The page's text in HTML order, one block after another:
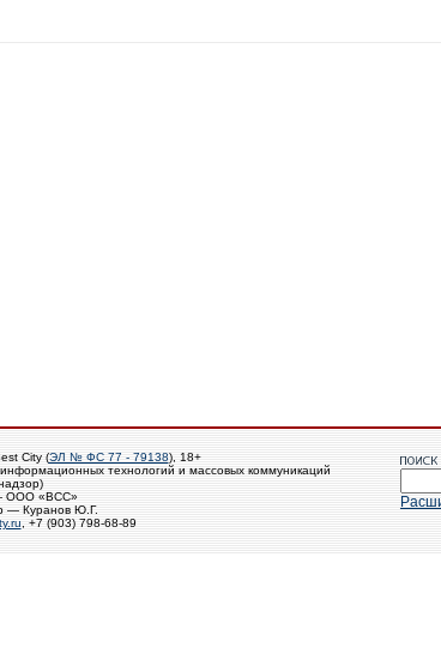
City (ЭЛ № ФС 77 - 79138), 18+
технологий и массовых коммуникаций
ООО «ВСС»
— Куранов Ю.Г.
, +7 (903) 798-68-89